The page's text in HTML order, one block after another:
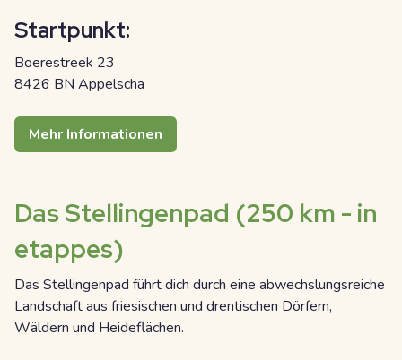
Startpunkt:
Boerestreek 23
8426 BN Appelscha
Mehr Informationen
Das Stellingenpad (250 km - in
etappes)
Das Stellingenpad führt dich durch eine abwechslungsreiche
Landschaft aus friesischen und drentischen Dörfern,
Wäldern und Heideflächen.